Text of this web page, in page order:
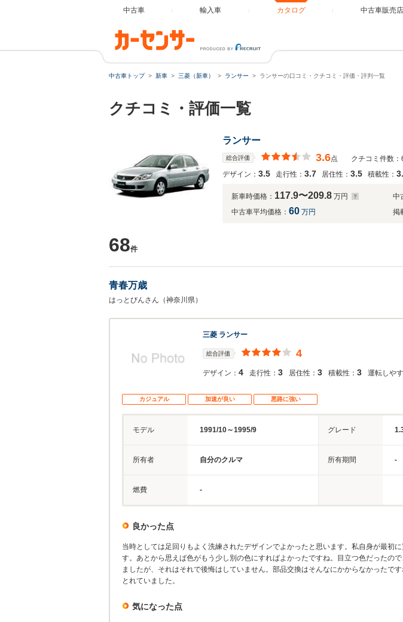
中古車 輸入車 カタログ 中古車販売店
中古車トップ 新車 三菱（新車） ランサー ランサーの口コミ・クチコミ・評価・評判一覧
クチコミ・評価一覧
ランサー
総合評価 3.6点
クチコミ件数
デザイン： 3.5 走行性： 3.7 居住性： 3.5 積載性：
新車時価格： 117.9〜209.8 万円 中
中古車平均価格： 60 万円 掲
68件
青春万歳
はっとびんさん（神奈川県）
三菱 ランサー
総合評価 4
デザイン： 4 走行性： 3 居住性： 3 積載性： 3 運転しやす
カジュアル 加速が良い 悪路に強い
モデル 1991/10～1995/9 グレード
所有者 自分のクルマ 所有期間 -
燃費 -
良かった点
当時としては足回りもよく洗練されたデザインでよかったと思います。私自身が最初
す。あとから思えば色がもう少し別の色にすればよかったですね。目立つ色だったの
ましたが、それはそれで後悔はしていません。部品交換はそんなにかからなかったで
とれていました。
気になった点